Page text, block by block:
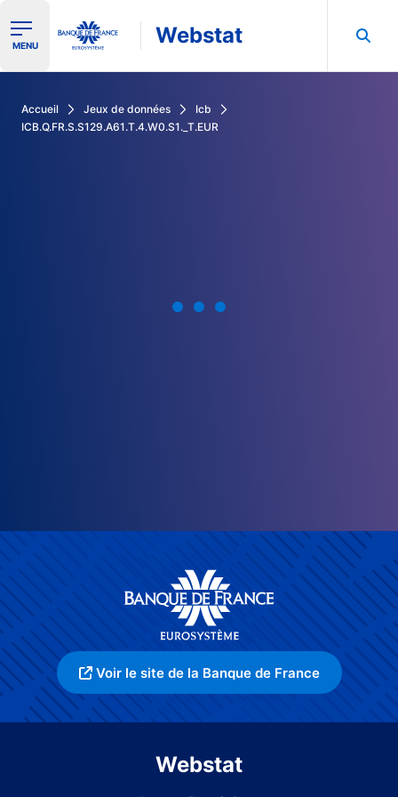
Ouvrir le menu de navigation
MENU Webstat
Accueil Jeux de données
Icb
ICB.Q.FR.S.S129.A61.T.4.W0.S1._T.EUR
Voir le site de la Banque de France
Webstat